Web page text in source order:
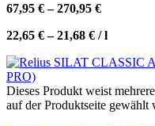
67,95 €–270,95 €
22,65 €–21,68 € /l
Dieses Produkt weist
auf der Produktseite gewählt